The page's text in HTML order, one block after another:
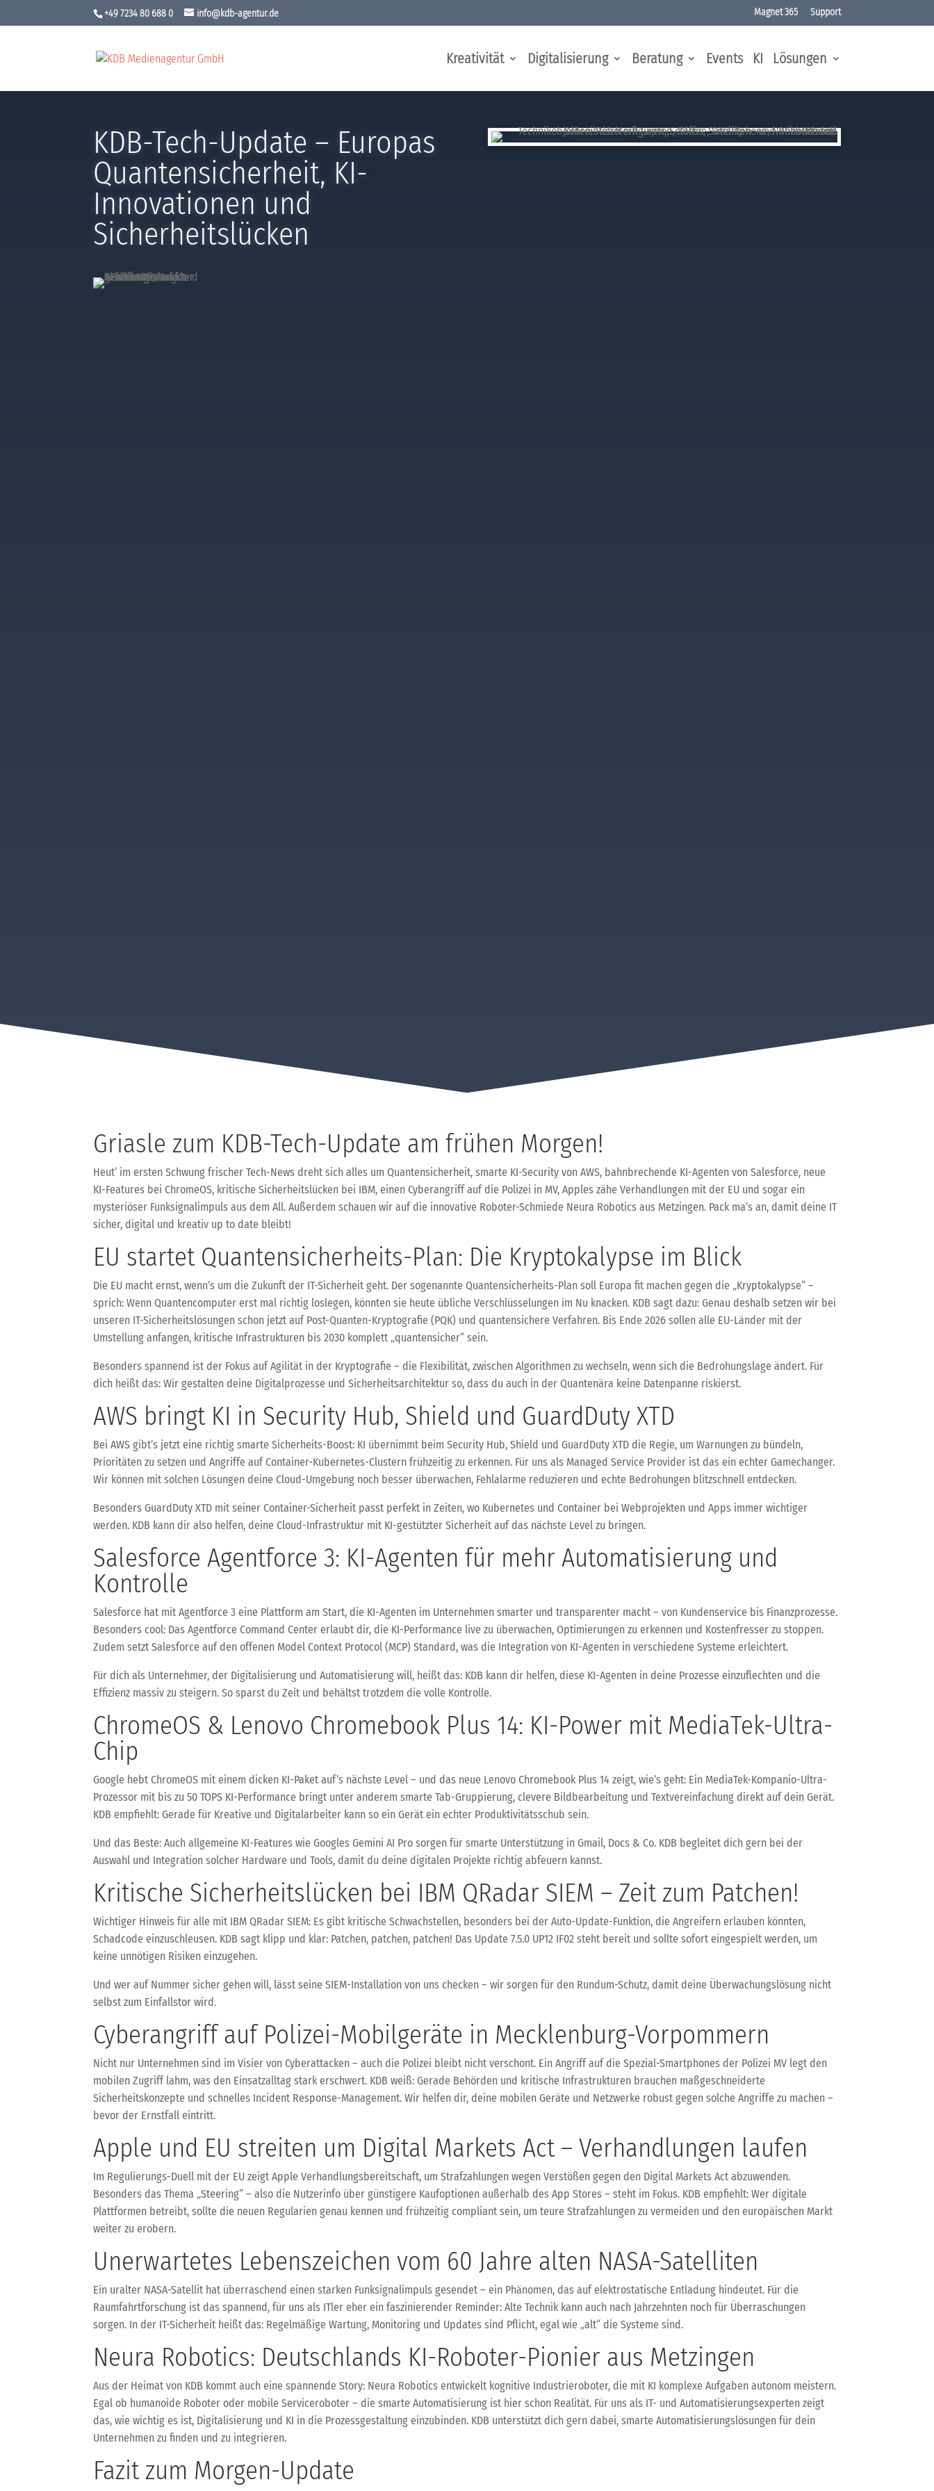
+49 7234 80 688 0 info@kdb-agentur.de Magnet 365 Support
Kreativität Digitalisierung Beratung Events KI Lösungen
KDB-Tech-Update – Europas
Quantensicherheit, KI-
Innovationen und
Sicherheitslücken
Griasle zum KDB-Tech-Update am frühen Morgen!
Heut‘ im ersten Schwung frischer Tech-News dreht sich alles um Quantensicherheit, smarte KI-Security von AWS, bahnbrechende KI-Agenten von Salesforce, neue
KI-Features bei ChromeOS, kritische Sicherheitslücken bei IBM, einen Cyberangriff auf die Polizei in MV, Apples zähe Verhandlungen mit der EU und sogar ein
mysteriöser Funksignalimpuls aus dem All. Außerdem schauen wir auf die innovative Roboter-Schmiede Neura Robotics aus Metzingen. Pack ma’s an, damit deine IT
sicher, digital und kreativ up to date bleibt!
EU startet Quantensicherheits-Plan: Die Kryptokalypse im Blick
Die EU macht ernst, wenn’s um die Zukunft der IT-Sicherheit geht. Der sogenannte Quantensicherheits-Plan soll Europa fit machen gegen die „Kryptokalypse“ –
sprich: Wenn Quantencomputer erst mal richtig loslegen, könnten sie heute übliche Verschlüsselungen im Nu knacken. KDB sagt dazu: Genau deshalb setzen wir bei
unseren IT-Sicherheitslösungen schon jetzt auf Post-Quanten-Kryptografie (PQK) und quantensichere Verfahren. Bis Ende 2026 sollen alle EU-Länder mit der
Umstellung anfangen, kritische Infrastrukturen bis 2030 komplett „quantensicher“ sein.
Besonders spannend ist der Fokus auf Agilität in der Kryptografie – die Flexibilität, zwischen Algorithmen zu wechseln, wenn sich die Bedrohungslage ändert. Für
dich heißt das: Wir gestalten deine Digitalprozesse und Sicherheitsarchitektur so, dass du auch in der Quantenära keine Datenpanne riskierst.
AWS bringt KI in Security Hub, Shield und GuardDuty XTD
Bei AWS gibt’s jetzt eine richtig smarte Sicherheits-Boost: KI übernimmt beim Security Hub, Shield und GuardDuty XTD die Regie, um Warnungen zu bündeln,
Prioritäten zu setzen und Angriffe auf Container-Kubernetes-Clustern frühzeitig zu erkennen. Für uns als Managed Service Provider ist das ein echter Gamechanger.
Wir können mit solchen Lösungen deine Cloud-Umgebung noch besser überwachen, Fehlalarme reduzieren und echte Bedrohungen blitzschnell entdecken.
Besonders GuardDuty XTD mit seiner Container-Sicherheit passt perfekt in Zeiten, wo Kubernetes und Container bei Webprojekten und Apps immer wichtiger
werden. KDB kann dir also helfen, deine Cloud-Infrastruktur mit KI-gestützter Sicherheit auf das nächste Level zu bringen.
Salesforce Agentforce 3: KI-Agenten für mehr Automatisierung und
Kontrolle
Salesforce hat mit Agentforce 3 eine Plattform am Start, die KI-Agenten im Unternehmen smarter und transparenter macht – von Kundenservice bis Finanzprozesse.
Besonders cool: Das Agentforce Command Center erlaubt dir, die KI-Performance live zu überwachen, Optimierungen zu erkennen und Kostenfresser zu stoppen.
Zudem setzt Salesforce auf den offenen Model Context Protocol (MCP) Standard, was die Integration von KI-Agenten in verschiedene Systeme erleichtert.
Für dich als Unternehmer, der Digitalisierung und Automatisierung will, heißt das: KDB kann dir helfen, diese KI-Agenten in deine Prozesse einzuflechten und die
Effizienz massiv zu steigern. So sparst du Zeit und behältst trotzdem die volle Kontrolle.
ChromeOS & Lenovo Chromebook Plus 14: KI-Power mit MediaTek-Ultra-
Chip
Google hebt ChromeOS mit einem dicken KI-Paket auf’s nächste Level – und das neue Lenovo Chromebook Plus 14 zeigt, wie’s geht: Ein MediaTek-Kompanio-Ultra-
Prozessor mit bis zu 50 TOPS KI-Performance bringt unter anderem smarte Tab-Gruppierung, clevere Bildbearbeitung und Textvereinfachung direkt auf dein Gerät.
KDB empfiehlt: Gerade für Kreative und Digitalarbeiter kann so ein Gerät ein echter Produktivitätsschub sein.
Und das Beste: Auch allgemeine KI-Features wie Googles Gemini AI Pro sorgen für smarte Unterstützung in Gmail, Docs & Co. KDB begleitet dich gern bei der
Auswahl und Integration solcher Hardware und Tools, damit du deine digitalen Projekte richtig abfeuern kannst.
Kritische Sicherheitslücken bei IBM QRadar SIEM – Zeit zum Patchen!
Wichtiger Hinweis für alle mit IBM QRadar SIEM: Es gibt kritische Schwachstellen, besonders bei der Auto-Update-Funktion, die Angreifern erlauben könnten,
Schadcode einzuschleusen. KDB sagt klipp und klar: Patchen, patchen, patchen! Das Update 7.5.0 UP12 IF02 steht bereit und sollte sofort eingespielt werden, um
keine unnötigen Risiken einzugehen.
Und wer auf Nummer sicher gehen will, lässt seine SIEM-Installation von uns checken – wir sorgen für den Rundum-Schutz, damit deine Überwachungslösung nicht
selbst zum Einfallstor wird.
Cyberangriff auf Polizei-Mobilgeräte in Mecklenburg-Vorpommern
Nicht nur Unternehmen sind im Visier von Cyberattacken – auch die Polizei bleibt nicht verschont. Ein Angriff auf die Spezial-Smartphones der Polizei MV legt den
mobilen Zugriff lahm, was den Einsatzalltag stark erschwert. KDB weiß: Gerade Behörden und kritische Infrastrukturen brauchen maßgeschneiderte
Sicherheitskonzepte und schnelles Incident Response-Management. Wir helfen dir, deine mobilen Geräte und Netzwerke robust gegen solche Angriffe zu machen –
bevor der Ernstfall eintritt.
Apple und EU streiten um Digital Markets Act – Verhandlungen laufen
Im Regulierungs-Duell mit der EU zeigt Apple Verhandlungsbereitschaft, um Strafzahlungen wegen Verstößen gegen den Digital Markets Act abzuwenden.
Besonders das Thema „Steering“ – also die Nutzerinfo über günstigere Kaufoptionen außerhalb des App Stores – steht im Fokus. KDB empfiehlt: Wer digitale
Plattformen betreibt, sollte die neuen Regularien genau kennen und frühzeitig compliant sein, um teure Strafzahlungen zu vermeiden und den europäischen Markt
weiter zu erobern.
Unerwartetes Lebenszeichen vom 60 Jahre alten NASA-Satelliten
Ein uralter NASA-Satellit hat überraschend einen starken Funksignalimpuls gesendet – ein Phänomen, das auf elektrostatische Entladung hindeutet. Für die
Raumfahrtforschung ist das spannend, für uns als ITler eher ein faszinierender Reminder: Alte Technik kann auch nach Jahrzehnten noch für Überraschungen
sorgen. In der IT-Sicherheit heißt das: Regelmäßige Wartung, Monitoring und Updates sind Pflicht, egal wie „alt“ die Systeme sind.
Neura Robotics: Deutschlands KI-Roboter-Pionier aus Metzingen
Aus der Heimat von KDB kommt auch eine spannende Story: Neura Robotics entwickelt kognitive Industrieroboter, die mit KI komplexe Aufgaben autonom meistern.
Egal ob humanoide Roboter oder mobile Serviceroboter – die smarte Automatisierung ist hier schon Realität. Für uns als IT- und Automatisierungsexperten zeigt
das, wie wichtig es ist, Digitalisierung und KI in die Prozessgestaltung einzubinden. KDB unterstützt dich gern dabei, smarte Automatisierungslösungen für dein
Unternehmen zu finden und zu integrieren.
Fazit zum Morgen-Update